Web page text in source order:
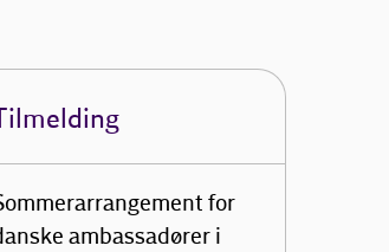
for
ambassadører i